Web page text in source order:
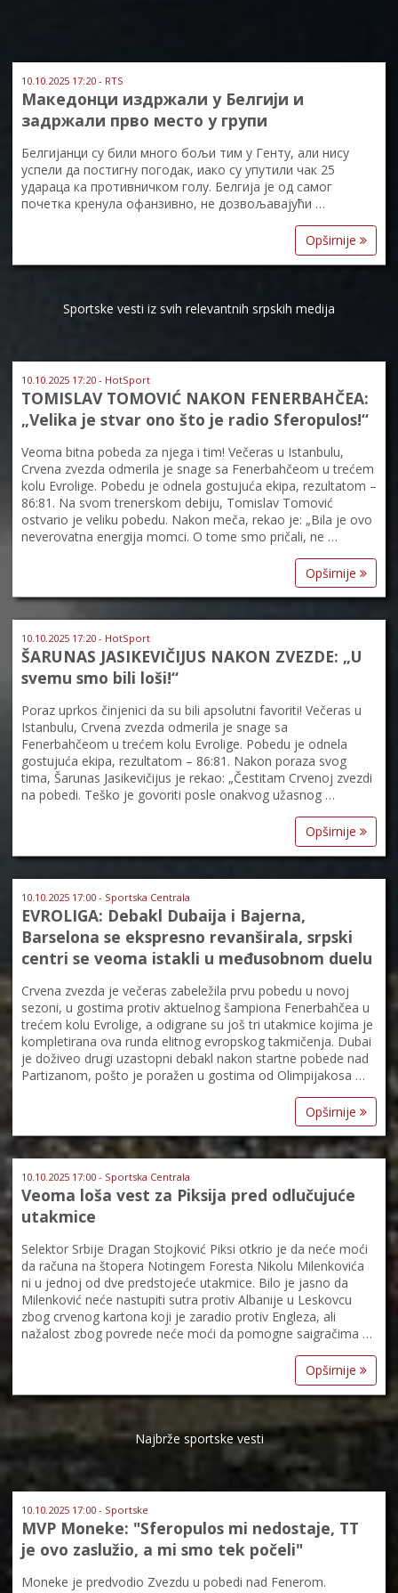
10.10.2025 17:20 - RTS
Македонци издржали у Белгији и
задржали прво место у групи
Белгијанци су били много бољи тим у Генту, али нису
успели да постигну погодак, иако су упутили чак 25
удараца ка противничком голу. Белгија је од самог
почетка кренула офанзивно, не дозвољавајући …
Opširnije
Sportske vesti iz svih relevantnih srpskih medija
10.10.2025 17:20 - HotSport
TOMISLAV TOMOVIĆ NAKON FENERBAHČEA:
„Velika je stvar ono što je radio Sferopulos!“
Veoma bitna pobeda za njega i tim! Večeras u Istanbulu,
Crvena zvezda odmerila je snage sa Fenerbahčeom u trećem
kolu Evrolige. Pobedu je odnela gostujuća ekipa, rezultatom –
86:81. Na svom trenerskom debiju, Tomislav Tomović
ostvario je veliku pobedu. Nakon meča, rekao je: „Bila je ovo
neverovatna energija momci. O tome smo pričali, ne …
Opširnije
10.10.2025 17:20 - HotSport
ŠARUNAS JASIKEVIČIJUS NAKON ZVEZDE: „U
svemu smo bili loši!“
Poraz uprkos činjenici da su bili apsolutni favoriti! Večeras u
Istanbulu, Crvena zvezda odmerila je snage sa
Fenerbahčeom u trećem kolu Evrolige. Pobedu je odnela
gostujuća ekipa, rezultatom – 86:81. Nakon poraza svog
tima, Šarunas Jasikevičijus je rekao: „Čestitam Crvenoj zvezdi
na pobedi. Teško je govoriti posle onakvog užasnog …
Opširnije
10.10.2025 17:00 - Sportska Centrala
EVROLIGA: Debakl Dubaija i Bajerna,
Barselona se ekspresno revanširala, srpski
centri se veoma istakli u međusobnom duelu
Crvena zvezda je večeras zabeležila prvu pobedu u novoj
sezoni, u gostima protiv aktuelnog šampiona Fenerbahčea u
trećem kolu Evrolige, a odigrane su još tri utakmice kojima je
kompletirana ova runda elitnog evropskog takmičenja. Dubai
je doživeo drugi uzastopni debakl nakon startne pobede nad
Partizanom, pošto je poražen u gostima od Olimpijakosa …
Opširnije
10.10.2025 17:00 - Sportska Centrala
Veoma loša vest za Piksija pred odlučujuće
utakmice
Selektor Srbije Dragan Stojković Piksi otkrio je da neće moći
da računa na štopera Notingem Foresta Nikolu Milenkovića
ni u jednoj od dve predstojeće utakmice. Bilo je jasno da
Milenković neće nastupiti sutra protiv Albanije u Leskovcu
zbog crvenog kartona koji je zaradio protiv Engleza, ali
nažalost zbog povrede neće moći da pomogne saigračima …
Opširnije
Najbrže sportske vesti
10.10.2025 17:00 - Sportske
MVP Moneke: "Sferopulos mi nedostaje, TT
je ovo zaslužio, a mi smo tek počeli"
Moneke je predvodio Zvezdu u pobedi nad Fenerom.